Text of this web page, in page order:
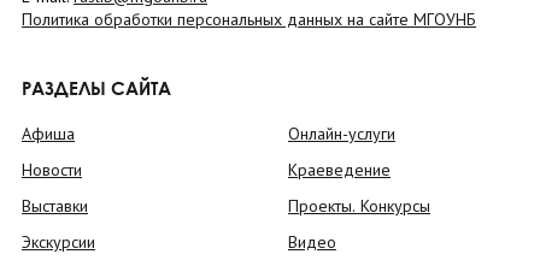
Политика обработки персональных данных на сайте МГОУНБ
РАЗДЕЛЫ САЙТА
Афиша
Новости
Выставки
Экскурсии
Онлайн-услуги
Краеведение
Проекты. Конкурсы
Видео